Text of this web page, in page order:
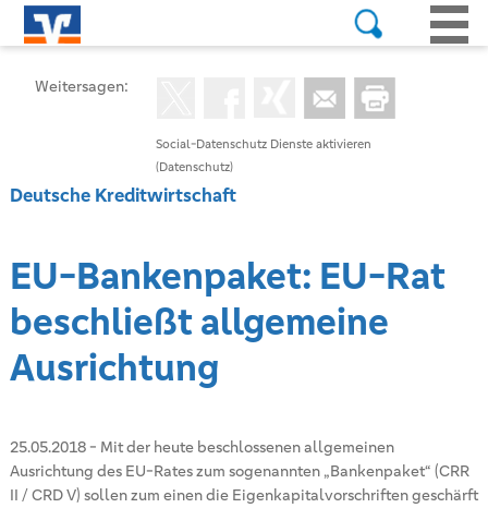
Social-Datenschutz Dienste aktivieren
(Datenschutz)
Weitersagen:
Deutsche Kreditwirtschaft
EU-Bankenpaket: EU-Rat
beschließt allgemeine
Ausrichtung
25.05.2018- Mit der heute beschlossenen allgemeinen
Ausrichtung des EU-Rates zum sogenannten „Bankenpaket“ (CRR
II / CRD V) sollen zum einen die Eigenkapitalvorschriften geschärft